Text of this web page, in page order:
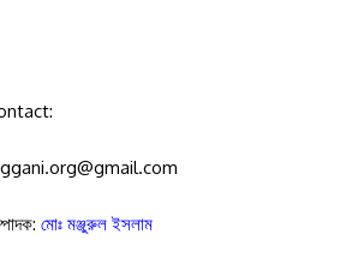
মোঃ মঞ্জুরুল ইসলাম